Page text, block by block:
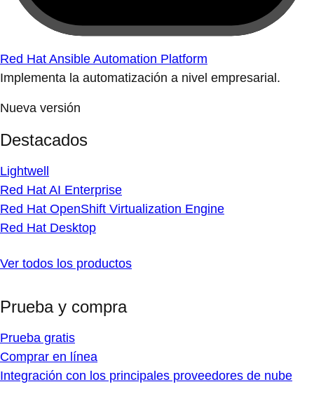
Red Hat Ansible Automation Platform
Implementa la automatización a nivel empresarial.
Nueva versión
Destacados
Lightwell
Red Hat AI Enterprise
Red Hat OpenShift Virtualization Engine
Red Hat Desktop
Ver todos los productos
Prueba y compra
Prueba gratis
Comprar en línea
Integración con los principales proveedores de nube